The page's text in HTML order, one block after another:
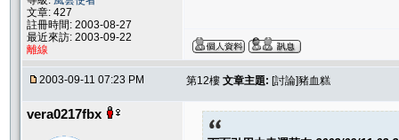
文章: 427
註冊時間: 2003-08-27
最近來訪: 2003-09-22
離線
2003-09-11 07:23 PM 第12樓 文章主題: [討論]豬血糕
vera0217fbx